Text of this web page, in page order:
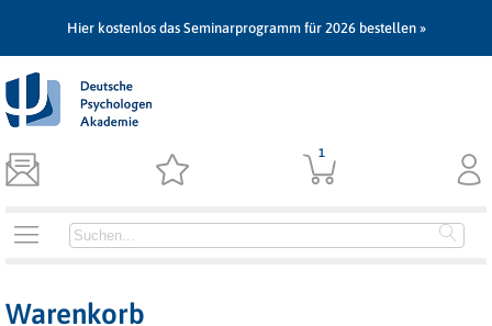
Hier kostenlos das Seminarprogramm für 2026 bestellen »
1
Warenkorb